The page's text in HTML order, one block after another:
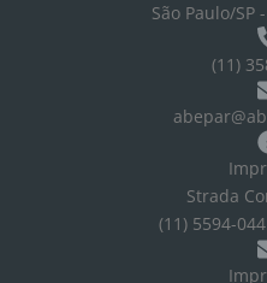
São Paulo/SP
(11)
Strada
(11) 5594-